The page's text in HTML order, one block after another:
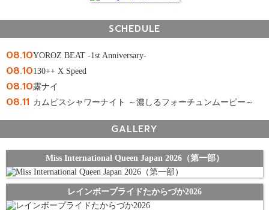
SCHEDULE
08.10YOROZ BEAT -1st Anniversary-
08.10130++ X Speed
08.10露ナイ
08.11 カムピスシャワーナイト ～濃しるフォーチュンムーピー～
GALLERY
Miss International Queen Japan 2026（第一部）
レインボープライドたからづか2026